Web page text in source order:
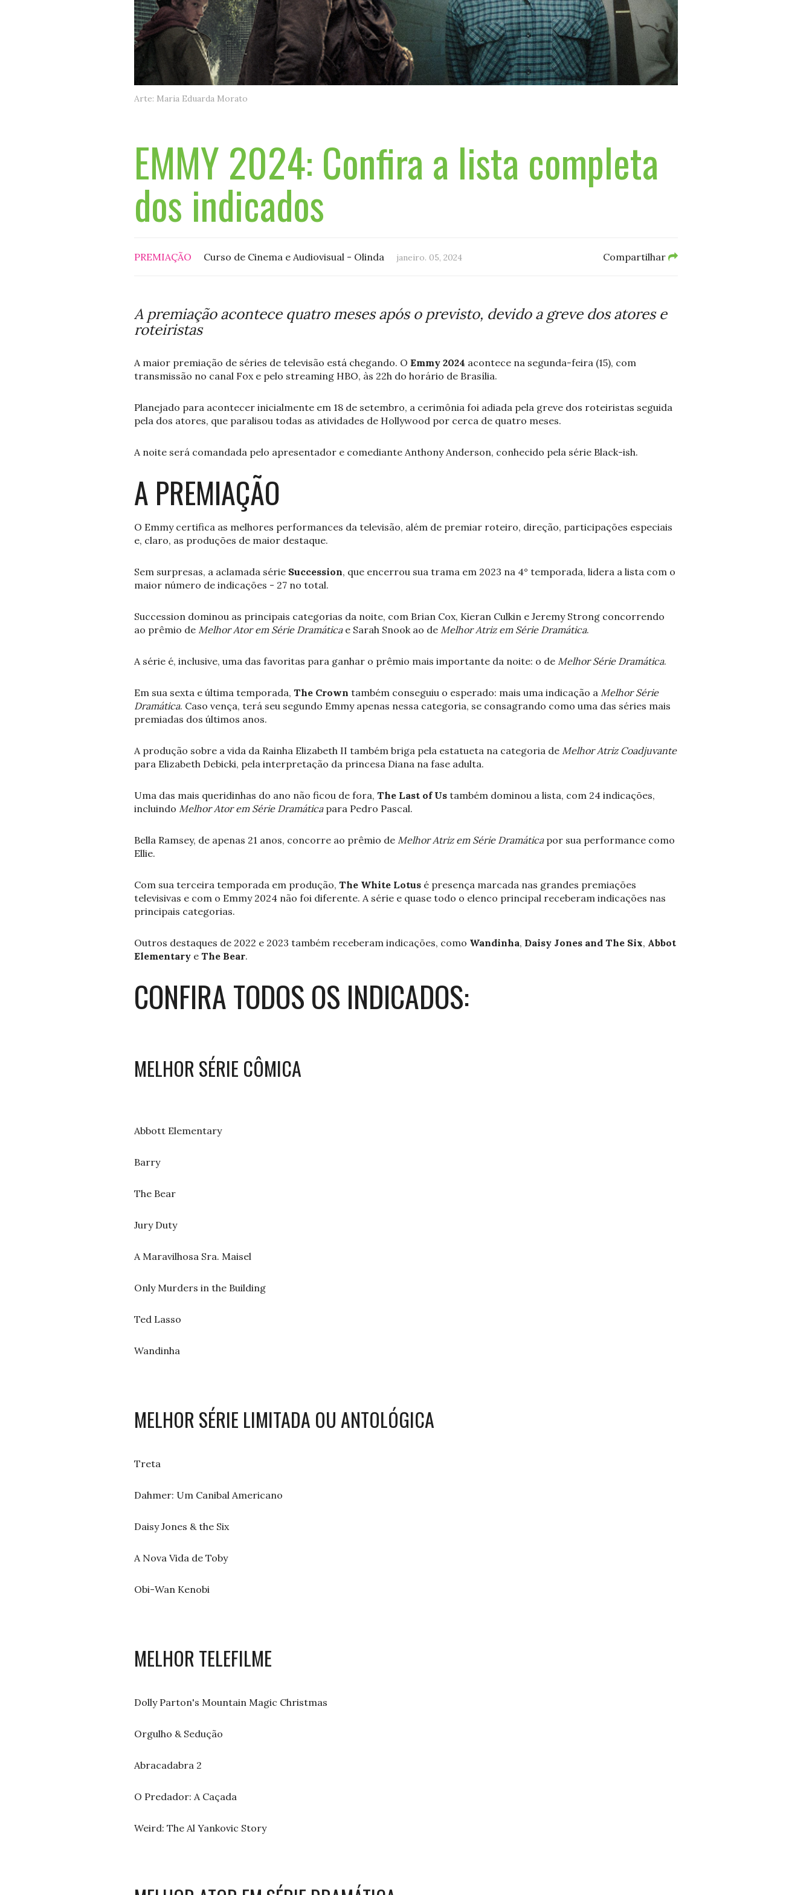
Arte: Maria Eduarda Morato
EMMY 2024: Confira a lista completa
dos indicados
PREMIAÇÃO Curso de Cinema e Audiovisual - Olinda janeiro. 05, 2024 Compartilhar
A premiação acontece quatro meses após o previsto, devido a greve dos atores e
roteiristas
A maior premiação de séries de televisão está chegando. O Emmy 2024 acontece na segunda-feira (15), com
transmissão no canal Fox e pelo streaming HBO, às 22h do horário de Brasília.
Planejado para acontecer inicialmente em 18 de setembro, a cerimônia foi adiada pela greve dos roteiristas seguida
pela dos atores, que paralisou todas as atividades de Hollywood por cerca de quatro meses.
A noite será comandada pelo apresentador e comediante Anthony Anderson, conhecido pela série Black-ish.
A PREMIAÇÃO
O Emmy certifica as melhores performances da televisão, além de premiar roteiro, direção, participações especiais
e, claro, as produções de maior destaque.
Sem surpresas, a aclamada série Succession, que encerrou sua trama em 2023 na 4° temporada, lidera a lista com o
maior número de indicações - 27 no total.
Succession dominou as principais categorias da noite, com Brian Cox, Kieran Culkin e Jeremy Strong concorrendo
ao prêmio de Melhor Ator em Série Dramáticae Sarah Snook ao de Melhor Atriz em Série Dramática.
A série é, inclusive, uma das favoritas para ganhar o prêmio mais importante da noite: o de Melhor Série Dramática.
Em sua sexta e última temporada, The Crown também conseguiu o esperado: mais uma indicação a Melhor Série
Dramática. Caso vença, terá seu segundo Emmy apenas nessa categoria, se consagrando como uma das séries mais
premiadas dos últimos anos.
A produção sobre a vida da Rainha Elizabeth II também briga pela estatueta na categoria de Melhor Atriz Coadjuvante
para Elizabeth Debicki, pela interpretação da princesa Diana na fase adulta.
Uma das mais queridinhas do ano não ficou de fora, The Last of Us também dominou a lista, com 24 indicações,
incluindo Melhor Ator em Série Dramáticapara Pedro Pascal.
Bella Ramsey, de apenas 21 anos, concorre ao prêmio de Melhor Atriz em Série Dramáticapor sua performance como
Ellie.
Com sua terceira temporada em produção, The White Lotus é presença marcada nas grandes premiações
televisivas e com o Emmy 2024 não foi diferente. A série e quase todo o elenco principal receberam indicações nas
principais categorias.
Outros destaques de 2022 e 2023 também receberam indicações, como Wandinha, Daisy Jones and The Six, Abbot
Elementary e The Bear.
CONFIRA TODOS OS INDICADOS:
MELHOR SÉRIE CÔMICA
Abbott Elementary
Barry
The Bear
Jury Duty
A Maravilhosa Sra. Maisel
Only Murders in the Building
Ted Lasso
Wandinha
MELHOR SÉRIE LIMITADA OU ANTOLÓGICA
Treta
Dahmer: Um Canibal Americano
Daisy Jones & the Six
A Nova Vida de Toby
Obi-Wan Kenobi
MELHOR TELEFILME
Dolly Parton's Mountain Magic Christmas
Orgulho & Sedução
Abracadabra 2
O Predador: A Caçada
Weird: The Al Yankovic Story